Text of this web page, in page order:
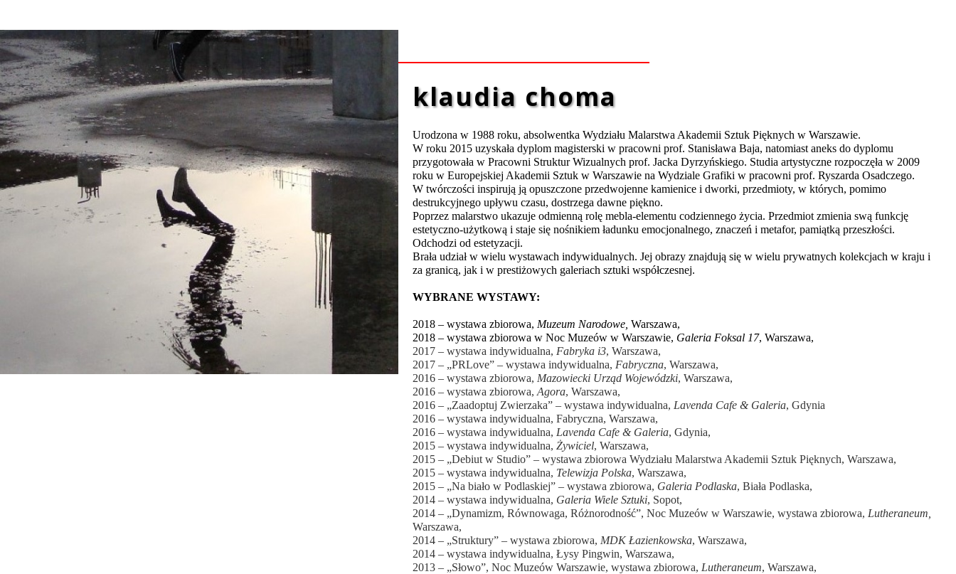
klaudia choma
Urodzona w 1988 roku, absolwentka Wydziału Malarstwa Akademii Sztuk Pięknych w Warszawie.
W roku 2015 uzyskała dyplom magisterski w pracowni prof. Stanisława Baja, natomiast aneks do dyplomu
przygotowała w Pracowni Struktur Wizualnych prof. Jacka Dyrzyńskiego. Studia artystyczne rozpoczęła w 2009
roku w Europejskiej Akademii Sztuk w Warszawie na Wydziale Grafiki w pracowni prof. Ryszarda Osadczego.
W twórczości inspirują ją opuszczone przedwojenne kamienice i dworki, przedmioty, w których, pomimo
destrukcyjnego upływu czasu, dostrzega dawne piękno.
Poprzez malarstwo ukazuje odmienną rolę mebla-elementu codziennego życia. Przedmiot zmienia swą funkcję
estetyczno-użytkową i staje się nośnikiem ładunku emocjonalnego, znaczeń i metafor, pamiątką przeszłości.
Odchodzi od estetyzacji.
Brała udział w wielu wystawach indywidualnych. Jej obrazy znajdują się w wielu prywatnych kolekcjach w kraju i
za granicą, jak i w prestiżowych galeriach sztuki współczesnej.
WYBRANE WYSTAWY:
2018 – wystawa zbiorowa, Muzeum Narodowe, Warszawa,
2018 – wystawa zbiorowa w Noc Muzeów w Warszawie, Galeria Foksal 17, Warszawa,
2017 – wystawa indywidualna, Fabryka i3, Warszawa,
2017 – „PRLove” – wystawa indywidualna, Fabryczna, Warszawa,
2016 – wystawa zbiorowa, Mazowiecki Urząd Wojewódzki, Warszawa,
2016 – wystawa zbiorowa, Agora, Warszawa,
2016 – „Zaadoptuj Zwierzaka” – wystawa indywidualna, Lavenda Cafe & Galeria, Gdynia
2016 – wystawa indywidualna, Fabryczna, Warszawa,
2016 – wystawa indywidualna, Lavenda Cafe & Galeria, Gdynia,
2015 – wystawa indywidualna, Żywiciel, Warszawa,
2015 – „Debiut w Studio” – wystawa zbiorowa Wydziału Malarstwa Akademii Sztuk Pięknych, Warszawa,
2015 – wystawa indywidualna, Telewizja Polska, Warszawa,
2015 – „Na biało w Podlaskiej” – wystawa zbiorowa, Galeria Podlaska, Biała Podlaska,
2014 – wystawa indywidualna, Galeria Wiele Sztuki, Sopot,
2014 – „Dynamizm, Równowaga, Różnorodność”, Noc Muzeów w Warszawie, wystawa zbiorowa, Lutheraneum,
Warszawa,
2014 – „Struktury” – wystawa zbiorowa, MDK Łazienkowska, Warszawa,
2014 – wystawa indywidualna, Łysy Pingwin, Warszawa,
2013 – „Słowo”, Noc Muzeów Warszawie, wystawa zbiorowa, Lutheraneum, Warszawa,